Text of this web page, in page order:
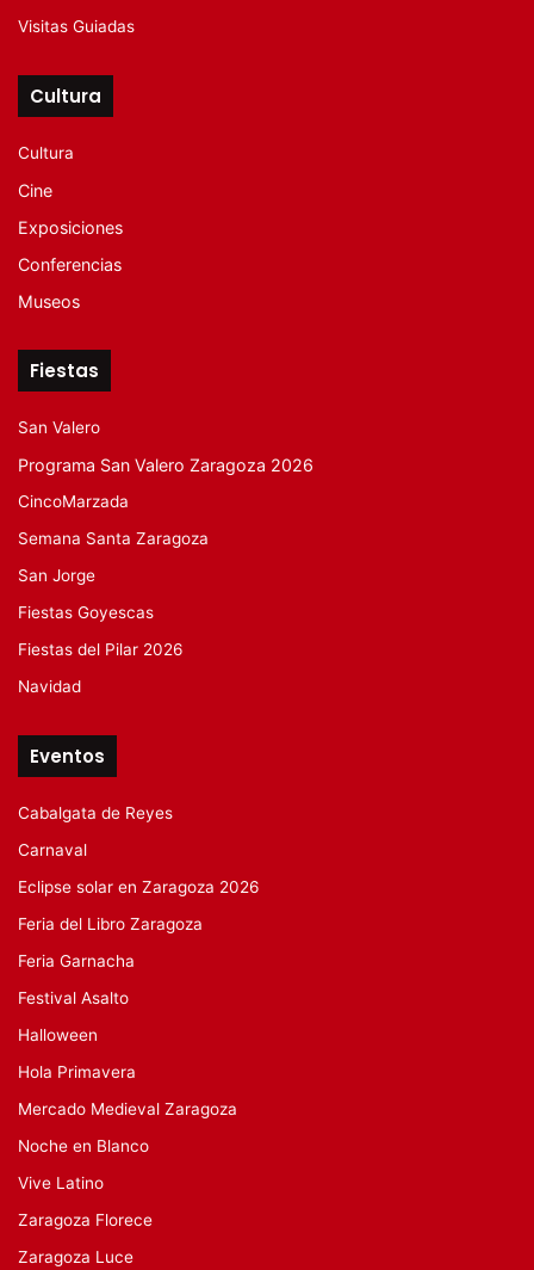
Visitas Guiadas
Cultura
Cultura
Cine
Exposiciones
Conferencias
Museos
Fiestas
San Valero
Programa San Valero Zaragoza 2026
CincoMarzada
Semana Santa Zaragoza
San Jorge
Fiestas Goyescas
Fiestas del Pilar 2026
Navidad
Eventos
Cabalgata de Reyes
Carnaval
Eclipse solar en Zaragoza 2026
Feria del Libro Zaragoza
Feria Garnacha
Festival Asalto
Halloween
Hola Primavera
Mercado Medieval Zaragoza
Noche en Blanco
Vive Latino
Zaragoza Florece
Zaragoza Luce